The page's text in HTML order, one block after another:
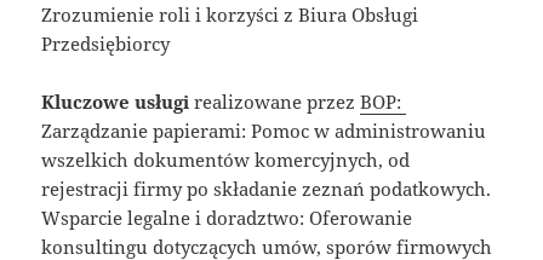
Zrozumienie roli i korzyści z Biura Obsługi
Przedsiębiorcy
Kluczowe usługi realizowane przezBOP:
Zarządzanie papierami: Pomoc w administrowaniu
wszelkich dokumentów komercyjnych, od
rejestracji firmy po składanie zeznań podatkowych.
Wsparcie legalne i doradztwo: Oferowanie
konsultingu dotyczących umów, sporów firmowych